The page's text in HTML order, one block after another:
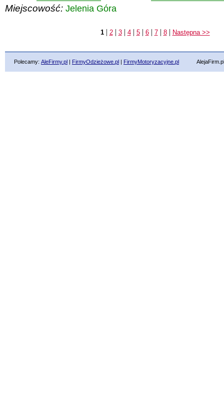
Miejscowość: Jelenia Góra
1| 2| 3| 4| 5| 6| 7| 8| Następna >>
Polecamy: AleFirmy.pl | FirmyOdzieżowe.pl | FirmyMotoryzacyjne.pl AlejaFirm.pl